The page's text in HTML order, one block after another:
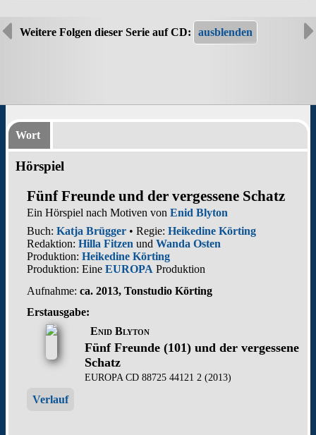
Weitere Folgen dieser Serie auf CD:
Wort
Hörspiel
Fünf Freunde und der vergessene Schatz
Ein Hörspiel nach Motiven von Enid Blyton
Buch: Katja Brügger • Regie: Heikedine Körting
Redaktion: Hilla Fitzen und Wanda Osten
Produktion: Heikedine Körting
Produktion: Eine EUROPA Produktion
Aufnahme: ca. 2013, Tonstudio Körting
Erstausgabe:
Enid Blyton
Fünf Freunde (101) und der vergessene
Schatz
EUROPA CD 88725 44121 2 (2013)
Verlauf